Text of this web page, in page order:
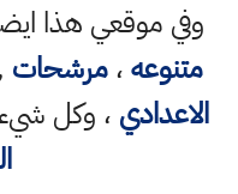
وفي موقعي هذا
متنوعه،مرشحات
الاعدادي ، وكل